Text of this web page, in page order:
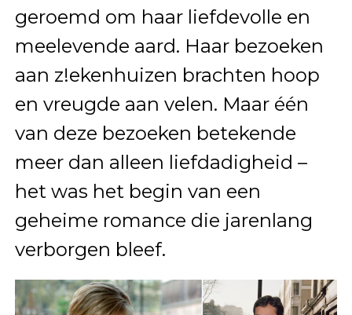
geroemd om haar liefdevolle en
meelevende aard. Haar bezoeken
aan z!ekenhuizen brachten hoop
en vreugde aan velen. Maar één
van deze bezoeken betekende
meer dan alleen liefdadigheid –
het was het begin van een
geheime romance die jarenlang
verborgen bleef.